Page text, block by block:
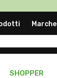
Marche
SHOPPER